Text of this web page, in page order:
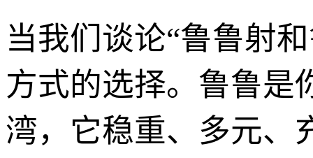
当我们谈论“鲁鲁射
方式的选择。鲁鲁是
湾，它稳重、多元、